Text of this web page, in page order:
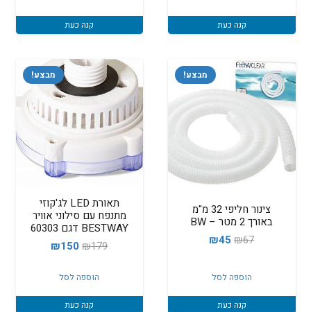
קנה כעת
₪2,700.
₪2,599.
קנה כעת
מבצע!
צינור חליפי 32 מ"מ
באורך 2 מטר – BW
₪67
המחיר
היה:
₪67.
₪45 המחיר
₪45.
הוספה לסל
קנה כעת
מבצע!
תאורת LED לג'קוזי
מתנפח עם סילוני אוויר
BESTWAY דגם 60303
₪179
המחיר
היה:
₪179.
₪150
המחיר
₪150.
הוספה לסל
קנה כעת